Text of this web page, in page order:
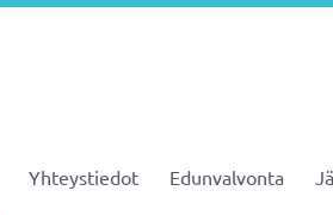
Yhteystiedot Edunvalvonta